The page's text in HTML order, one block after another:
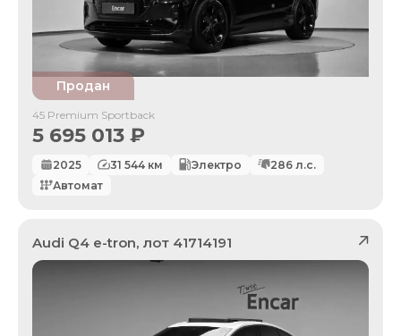
Продан
45 Premium Sportback
5 695 013 ₽
2025 31 544 км Электро 286 л.с.
Автомат
Audi Q4 e-tron, лот 41714191